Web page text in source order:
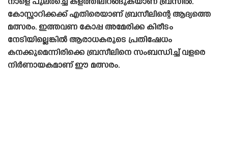
നാളെ പുലർച്ചെ കളത്തിലിറങ്ങുകയാണ് ബ്രസീൽ.
കോസ്റ്റാറിക്കക്ക് എതിരെയാണ് ബ്രസീലിന്റെ ആദ്യത്തെ
മത്സരം. ഇത്തവണ കോപ്പ അമേരിക്ക കിരീടം
നേടിയില്ലെങ്കിൽ ആരാധകരുടെ പ്രതിഷേധം
കനക്കുമെന്നിരിക്കെ ബ്രസീലിനെ സംബന്ധിച്ച് വളരെ
നിർണായകമാണ് ഈ മത്സരം.